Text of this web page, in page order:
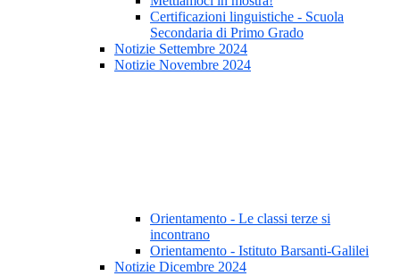
Certificazioni linguistiche - Scuola
Secondaria di Primo Grado
Notizie Settembre 2024
Notizie Novembre 2024
Orientamento - Le classi terze si
incontrano
Orientamento - Istituto Barsanti-Galilei
Notizie Dicembre 2024